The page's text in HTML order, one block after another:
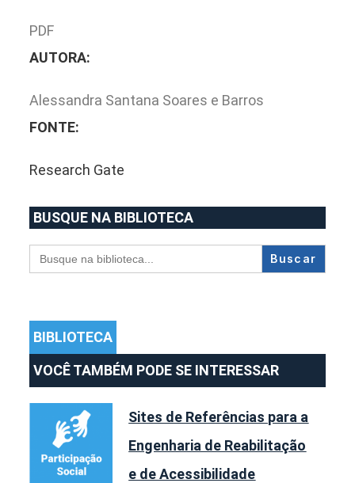
PDF
AUTORA:
Alessandra Santana Soares e Barros
FONTE:
Research Gate
BUSQUE NA BIBLIOTECA
Search
for:
BIBLIOTECA
VOCÊ TAMBÉM PODE SE INTERESSAR
Sites de Referências para a
Engenharia de Reabilitação
e de Acessibilidade